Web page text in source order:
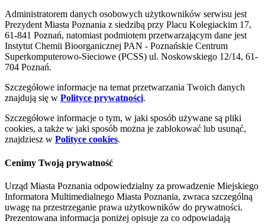
Administratorem danych osobowych użytkowników serwisu jest
Prezydent Miasta Poznania z siedzibą przy Placu Kolegiackim 17,
61-841 Poznań, natomiast podmiotem przetwarzającym dane jest
Instytut Chemii Bioorganicznej PAN - Poznańskie Centrum
Superkomputerowo-Sieciowe (PCSS) ul. Noskowskiego 12/14, 61-
704 Poznań.
Szczegółowe informacje na temat przetwarzania Twoich danych
znajdują się w Polityce prywatności.
Szczegółowe informacje o tym, w jaki sposób używane są pliki
cookies, a także w jaki sposób można je zablokować lub usunąć,
znajdziesz w Polityce cookies.
Cenimy Twoją prywatność
Urząd Miasta Poznania odpowiedzialny za prowadzenie Miejskiego
Informatora Multimedialnego Miasta Poznania, zwraca szczególną
uwagę na przestrzeganie prawa użytkowników do prywatności.
Prezentowana informacja poniżej opisuje za co odpowiadają